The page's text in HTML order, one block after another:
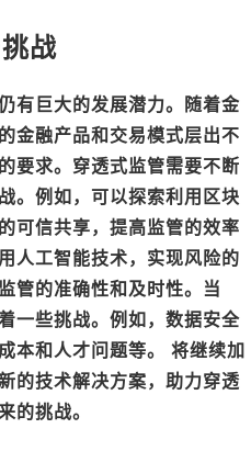
战
有巨大的发展潜力。随着金
金融产品和交易模式层出不
要求。穿透式监管需要不断
。例如，可以探索利用区块
可信共享，提高监管的效率
人工智能技术，实现风险的
管的准确性和及时性。当
一些挑战。例如，数据安全
本和人才问题等。
将继续加
的技术解决方案，助力穿透
的挑战。